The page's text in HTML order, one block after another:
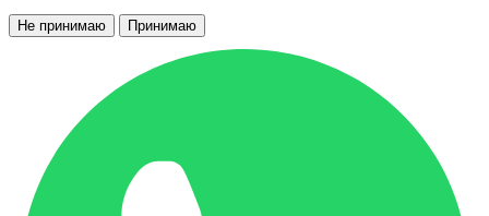
Не принимаю Принимаю